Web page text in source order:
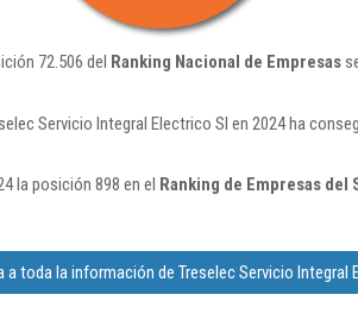
72.506 del Ranking Nacional de Empresas
Servicio Integral Electrico Sl en 2024 ha
la posición 898 en el Ranking de Empresas
a toda la información de Treselec Servicio Integral